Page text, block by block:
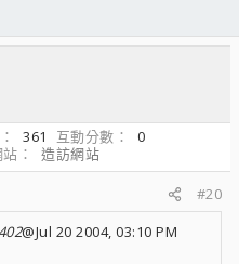
361 互動分數
0
站
造訪網站
#20
@Jul 20 2004, 03:10 PM